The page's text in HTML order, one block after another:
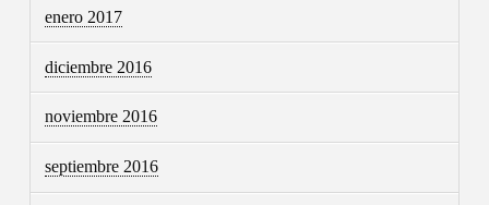
enero 2017
diciembre 2016
noviembre 2016
septiembre 2016